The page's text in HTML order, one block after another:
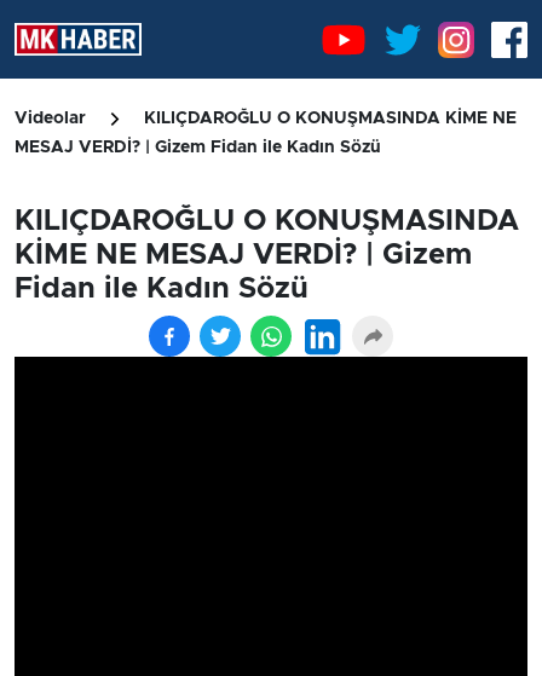
Videolar
KILIÇDAROĞLU O KONUŞMASINDA KİME NE
MESAJ VERDİ? | Gizem Fidan ile Kadın Sözü
KILIÇDAROĞLU O KONUŞMASINDA
KİME NE MESAJ VERDİ? | Gizem
Fidan ile Kadın Sözü